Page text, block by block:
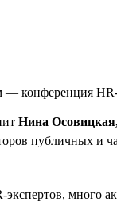
конференция HR-
Нина
публичных и
много